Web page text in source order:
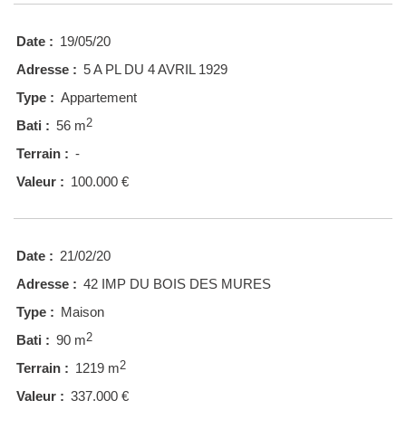
Date : 19/05/20
Adresse : 5 A PL DU 4 AVRIL 1929
Type : Appartement
Bati : 56 m2
Terrain : -
Valeur : 100.000 €
Date : 21/02/20
Adresse : 42 IMP DU BOIS DES MURES
Type : Maison
Bati : 90 m2
Terrain : 1219 m2
Valeur : 337.000 €